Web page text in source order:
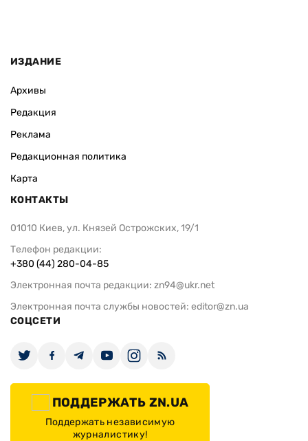
ИЗДАНИЕ
Архивы
Редакция
Реклама
Редакционная политика
Карта
КОНТАКТЫ
01010 Киев, ул. Князей Острожских, 19/1
Телефон редакции:
+380 (44) 280-04-85
Электронная почта редакции: zn94@ukr.net
Электронная почта службы новостей: editor@zn.ua
СОЦСЕТИ
ПОДДЕРЖАТЬ ZN.UA
Поддержать независимую
журналистику!